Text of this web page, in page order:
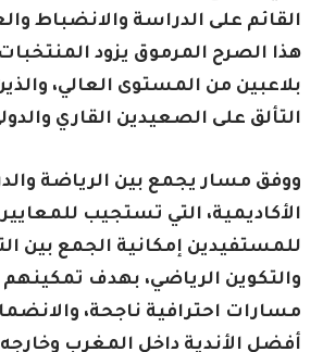
القائم على الدراسة والانضباط
هذا الصرح المرموق يزود
بلاعبين من المستوى العالي،
التألق على الصعيدين القاري
ووفق مسار يجمع بين الرياضة
الأكاديمية، التي تستجيب للمعايير
للمستفيدين إمكانية الجمع بين
والتكوين الرياضي، بهدف
مسارات احترافية ناجحة،
أفضل الأندية داخل المغرب